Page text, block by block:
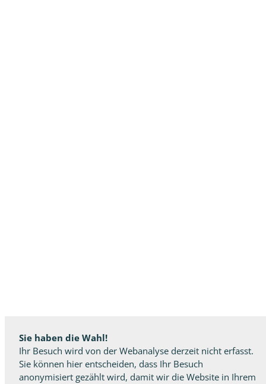
Sie haben die Wahl!
Ihr Besuch wird von der Webanalyse derzeit nicht erfasst.
Sie können hier entscheiden, dass Ihr Besuch
anonymisiert gezählt wird, damit wir die Website in Ihrem